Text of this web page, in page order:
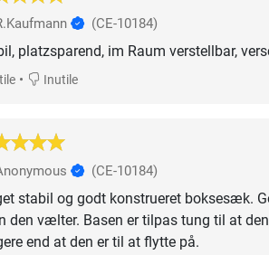
(CE-10184)
platzsparend, im Raum verstellbar,
• Inutile
(CE-10184)
stabil og godt konstrueret boksesæk.
den vælter. Basen er tilpas tung til at
end at den er til at flytte på.